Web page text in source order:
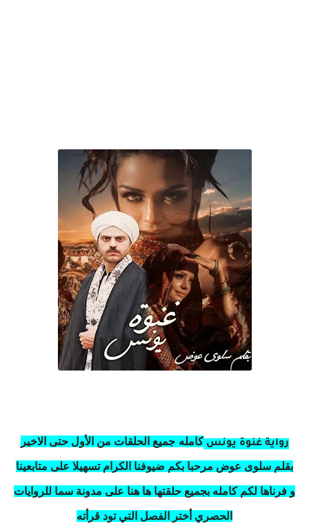
رواية غنوة يونس كاملهجميع الحلقات من الأول حتى الاخير
بقلم سلوى عوض مرحبا بكم ضيوفنا الكرام تسهيلا على متابعينا
و فرناها لكم كامله بجميع حلقتها ها هنا على مدونة سما للروايات
الحصري أختر الفصل التي تود قرأته